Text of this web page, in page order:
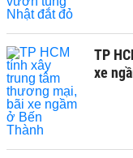
TP
xe